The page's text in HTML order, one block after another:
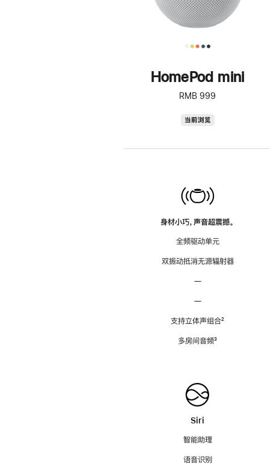
HomePod mini
RMB 999
当前浏览
身材小巧，声音超震撼。
全频驱动单元
双振动抵消无源辐射器
—
—
支持立体声组合脚
²
多房间音频脚
³
Siri
智能助理
语音识别